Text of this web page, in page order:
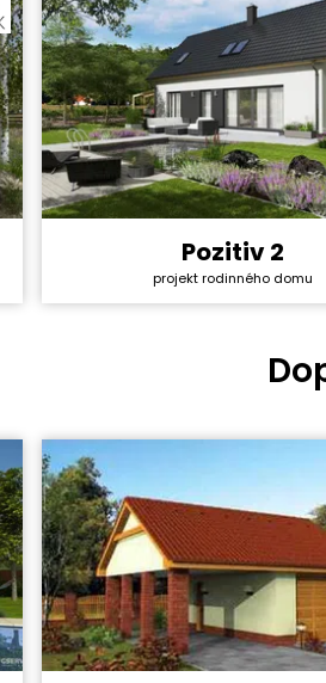
Cena stavby svépomocí:
Cena projektu:
Pozitiv 2
projekt rodinného domu